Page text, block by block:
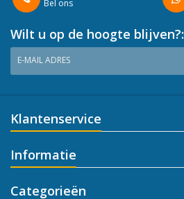
Bel ons
Wilt u op de hoogte blijven?:
E-MAIL ADRES
Klantenservice
Informatie
Categorieën